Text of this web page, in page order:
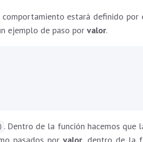
estará definido
ejemplo de paso por valor.
. Dentro de la función hacemos que
pasados porvalor, dentro de la